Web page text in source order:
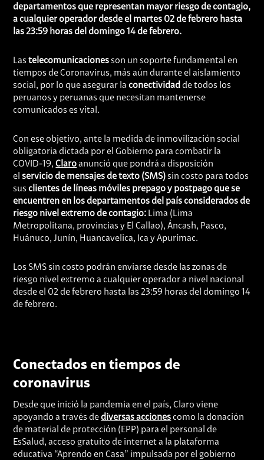
departamentos que representan mayor riesgo de contagio,
a cualquier operador desde el martes 02 de febrero hasta
las 23:59 horas del domingo 14 de febrero.
Lastelecomunicacionesson un soporte fundamental en
tiempos de Coronavirus, más aún durante el aislamiento
social, por lo que asegurar laconectividadde todos los
peruanos y peruanas que necesitan mantenerse
comunicados es vital.
Con ese objetivo, ante la medida de inmovilización social
obligatoria dictada por el Gobierno para combatir la
COVID-19,Claroanunció que pondrá a disposición
elservicio de mensajes de texto (SMS) sin costo para todos
susclientes de líneas móviles prepago y postpago que se
encuentren en los departamentos del país considerados de
riesgo nivel extremo de contagio: Lima (Lima
Metropolitana, provincias y El Callao), Áncash, Pasco,
Huánuco, Junín, Huancavelica, Ica y Apurímac.
Los SMS sin costo podrán enviarse desde las zonas de
riesgo nivel extremo a cualquier operador a nivel nacional
desde el 02 de febrero hasta las 23:59 horas del domingo 14
de febrero.
Conectados en tiempos de
coronavirus
Desde que inició la pandemia en el país, Claro viene
apoyando a través dediversas acciones como la donación
de material de protección (EPP) para el personal de
EsSalud, acceso gratuito de internet a la plataforma
educativa “Aprendo en Casa” impulsada por el gobierno